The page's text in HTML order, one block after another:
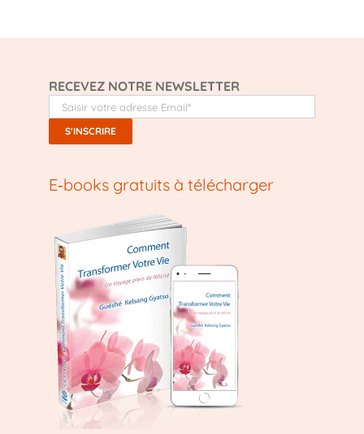
RECEVEZ NOTRE NEWSLETTER
E‑books gratuits à télécharger